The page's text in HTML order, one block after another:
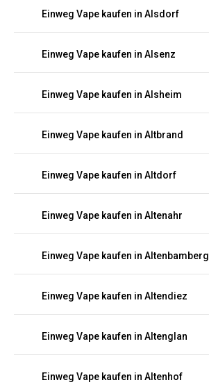
Einweg Vape kaufen in Alsdorf
Einweg Vape kaufen in Alsenz
Einweg Vape kaufen in Alsheim
Einweg Vape kaufen in Altbrand
Einweg Vape kaufen in Altdorf
Einweg Vape kaufen in Altenahr
Einweg Vape kaufen in Altenbamberg
Einweg Vape kaufen in Altendiez
Einweg Vape kaufen in Altenglan
Einweg Vape kaufen in Altenhof